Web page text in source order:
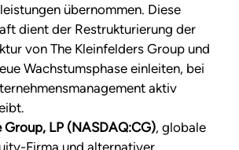
übernommen. Diese
dient der Restrukturierung der
von The Kleinfelders Group und
Wachstumsphase einleiten, bei
aktiv
Group, LP (NASDAQ:CG), globale
Firma und alternativer